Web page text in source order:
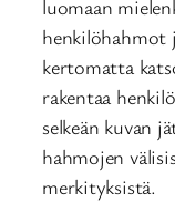
luomaan
henkilöhahmot
kertomatta
rakentaa
selkeän kuvan
hahmojen
merkityksistä.